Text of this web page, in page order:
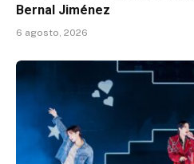
Bernal Jiménez
6 agosto, 2026